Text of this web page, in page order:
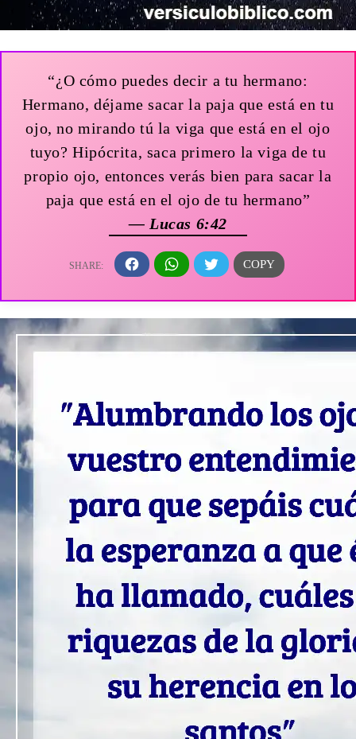
“¿O cómo puedes decir a tu hermano:
Hermano, déjame sacar la paja que está en tu
ojo, no mirando tú la viga que está en el ojo
tuyo? Hipócrita, saca primero la viga de tu
propio ojo, entonces verás bien para sacar la
paja que está en el ojo de tu hermano”
— Lucas 6:42